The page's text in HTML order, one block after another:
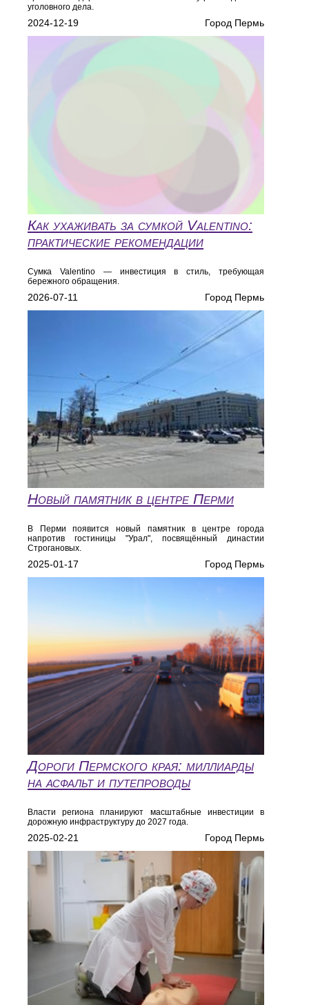
уголовного дела.
2024-12-19 Город Пермь
Как ухаживать за сумкой Valentino:
практические рекомендации
Сумка Valentino — инвестиция в стиль, требующая
бережного обращения.
2026-07-11 Город Пермь
Новый памятник в центре Перми
В Перми появится новый памятник в центре города
напротив гостиницы "Урал", посвящённый династии
Строгановых.
2025-01-17 Город Пермь
Дороги Пермского края: миллиарды
на асфальт и путепроводы
Власти региона планируют масштабные инвестиции в
дорожную инфраструктуру до 2027 года.
2025-02-21 Город Пермь